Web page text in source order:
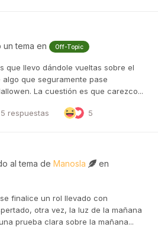
tema en Off-Topic
que llevo dándole vueltas sobre el
que seguramente pase
La cuestión es que carezco...
5 respuestas 5
al tema de Manosla en
finalice un rol llevado con
otra vez, la luz de la mañana
prueba clara sobre la mañana...